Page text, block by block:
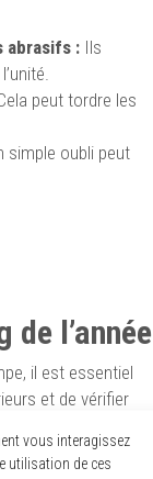
vous interagissez
utilisation de ces
abrasifs : Ils
peut tordre les
simple oubli peut
l’année
il est essentiel
et de vérifier
par un